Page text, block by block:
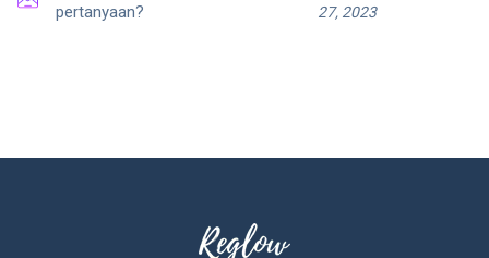
pertanyaan?
27, 2023